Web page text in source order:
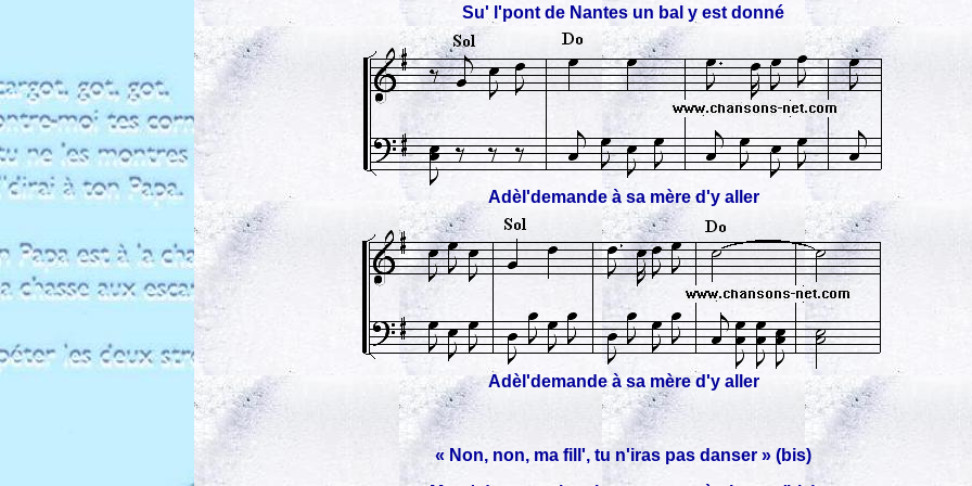
Su' l'pont de Nantes un bal y est donné
Adèl'demande à sa mère d'y aller
Adèl'demande à sa mère d'y aller
« Non, non, ma fill', tu n'iras pas danser » (bis)